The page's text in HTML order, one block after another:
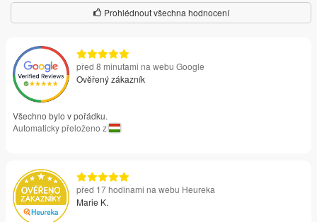
Prohlédnout všechna hodnocení
před 8 minutami na webu Google
Ověřený zákazník
Všechno bylo v pořádku.
Automaticky přeloženo z
před 17 hodinami na webu Heureka
Marie K.